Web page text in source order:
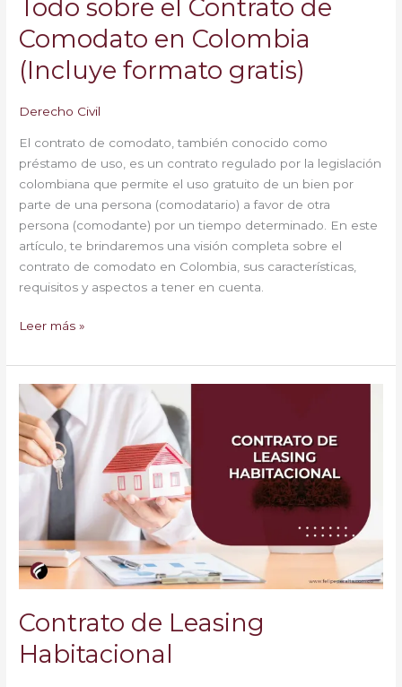
Todo sobre el Contrato de
Comodato en Colombia
(Incluye formato gratis)
Derecho Civil
El contrato de comodato, también conocido como
préstamo de uso, es un contrato regulado por la legislación
colombiana que permite el uso gratuito de un bien por
parte de una persona (comodatario) a favor de otra
persona (comodante) por un tiempo determinado. En este
artículo, te brindaremos una visión completa sobre el
contrato de comodato en Colombia, sus características,
requisitos y aspectos a tener en cuenta.
Leer más »
Contrato de Leasing
Habitacional
Contrato
de
Leasing
Habitacional